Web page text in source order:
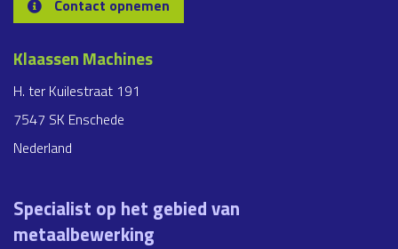
Contact opnemen
Klaassen Machines
H. ter Kuilestraat 191
7547 SK Enschede
Nederland
Specialist op het gebied van
metaalbewerking